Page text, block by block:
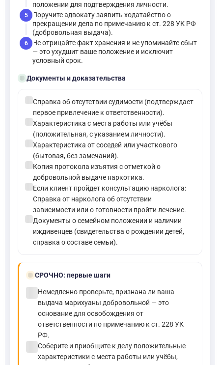
положении для подтверждения личности.
5
Поручите адвокату заявить ходатайство о
прекращении дела по примечанию к ст. 228 УК РФ
(добровольная выдача).
6
Не отрицайте факт хранения и не упоминайте сбыт
— это ухудшит ваше положение и исключит
условный срок.
folder_openДокументы и доказательства
Справка об отсутствии судимости (подтверждает
первое привлечение к ответственности).
Характеристика с места работы или учёбы
(положительная, с указанием личности).
Характеристика от соседей или участкового
(бытовая, без замечаний).
Копия протокола изъятия с отметкой о
добровольной выдаче наркотика.
Если клиент пройдет консультацию нарколога:
Справка от нарколога об отсутствии
зависимости или о готовности пройти лечение.
Документы о семейном положении и наличии
иждивенцев (свидетельства о рождении детей,
справка о составе семьи).
boltСРОЧНО: первые шаги
Немедленно проверьте, признана ли ваша
выдача марихуаны добровольной — это
основание для освобождения от
ответственности по примечанию к ст. 228 УК
РФ.
Соберите и приобщите к делу положительные
характеристики с места работы или учёбы,